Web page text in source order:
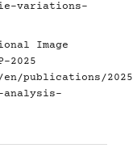
variations-
Image
2025
publications/2025/
analysis-